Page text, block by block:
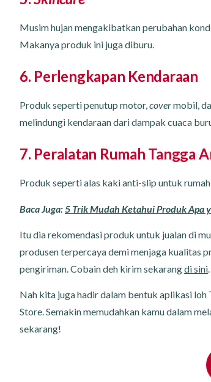
Musim hujan mengakibatkan perubahan
Makanya produk ini juga diburu.
6. Perlengkapan Kendaraan
Produk seperti penutup motor,covermobil,
melindungi kendaraan dari dampak cuaca
7. Peralatan Rumah Tangga
Produk seperti alas kaki anti-slip untuk
Baca Juga: 5 Trik Mudah Ketahui Produk Apa
Itu dia rekomendasi produk untuk jualan di
produsen terpercaya demi menjaga kualitas
pengiriman. Cobain deh kirim sekarangdi sini.
Nah kita juga hadir dalam bentuk aplikasi loh
Store. Semakin memudahkan kamu dalam
sekarang!